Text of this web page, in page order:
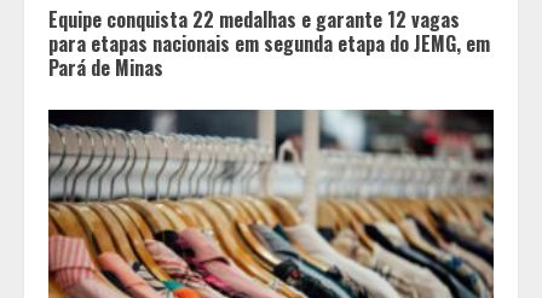
Equipe conquista 22 medalhas e garante 12 vagas
para etapas nacionais em segunda etapa do JEMG, em
Pará de Minas